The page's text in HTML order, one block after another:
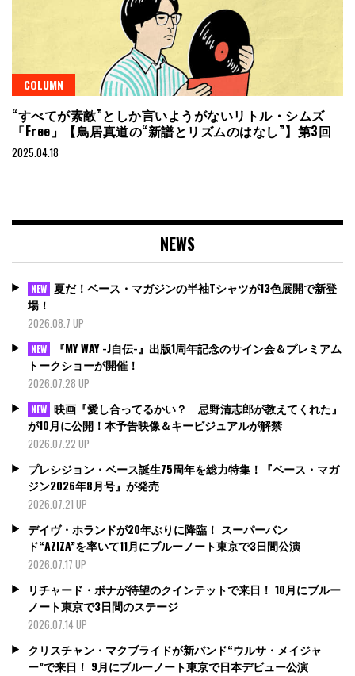
COLUMN
“すべてが素敵”としか言いようがないリトル・シムズ
「Free」【鳥居真道の“新譜とリズムのはなし”】第3回
2025.04.18
NEWS
NEW 夏だ！ベース・マガジンの半袖Tシャツが13色展開で新登
場！
2026.08.7 UP
NEW
『MY WAY -J自伝-』出版1周年記念のサイン会＆プレミアム
トークショーが開催！
2026.07.28 UP
NEW 映画『愛し合ってるかい？ 忌野清志郎が教えてくれた』
が10月に公開！本予告映像＆キービジュアルが解禁
2026.07.22 UP
プレシジョン・ベース誕生75周年を総力特集！『ベース・マガ
ジン2026年8月号』が発売
2026.07.21 UP
デイヴ・ホランドが20年ぶりに降臨！ スーパーバン
ド“AZIZA”を率いて11月にブルーノート東京で3日間公演
2026.07.17 UP
リチャード・ボナが待望のクインテットで来日！ 10月にブルー
ノート東京で3日間のステージ
2026.07.14 UP
クリスチャン・マクブライドが新バンド“ウルサ・メイジャ
ー”で来日！ 9月にブルーノート東京で日本デビュー公演